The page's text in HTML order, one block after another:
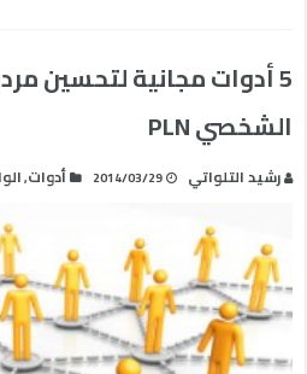
5 أدوات مجانية لتحسين
الشخصي PLN
رشيد التلواتي 2014/03/29 أدوات,